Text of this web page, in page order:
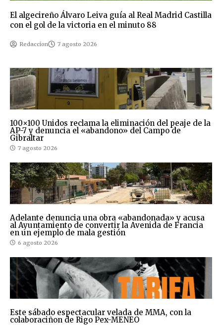
El algecireño Álvaro Leiva guía al Real Madrid Castilla
con el gol de la victoria en el minuto 88
Redaccion 7 agosto 2026
100×100 Unidos reclama la eliminación del peaje de la
AP-7 y denuncia el «abandono» del Campo de
Gibraltar
7 agosto 2026
Adelante denuncia una obra «abandonada» y acusa
al Ayuntamiento de convertir la Avenida de Francia
en un ejemplo de mala gestión
6 agosto 2026
Este sábado espectacular velada de MMA, con la
colaboraciñon de Rigo Pex-MENEO